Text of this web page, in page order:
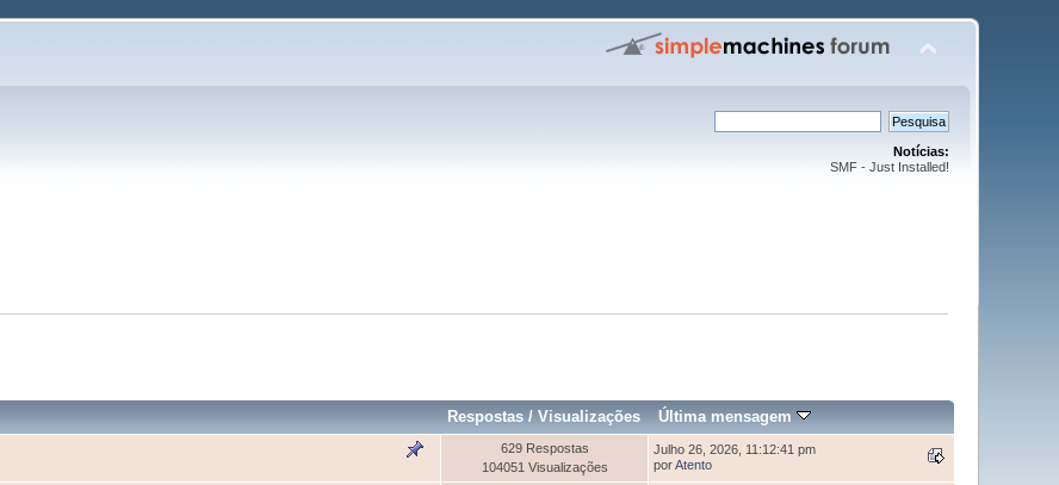
Notícias:
SMF - Just Installed!
Respostas /Visualizações Última mensagem
629 Respostas
104051 Visualizações
Julho 26, 2026, 11:12:41 pm
porAtento